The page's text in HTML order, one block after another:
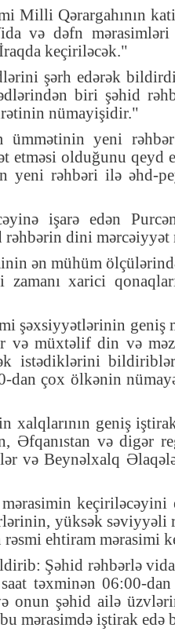
Milli Qərargahının
və dəfn mərasimləri
keçiriləcək."
şərh edərək
biri şəhid
nümayişidir."
yeni
etməsi olduğunu qeyd
rəhbəri ilə əhd-
işarə edən
dini mərcəiyyət
ən mühüm
xarici
şəxsiyyətlərinin geniş
müxtəlif din və
istədiklərini
dan çox ölkənin
geniş
Əfqanıstan və digər
və Beynəlxalq
keçiriləcəyini
yüksək səviyyəli
ehtiram mərasimi
Şəhid rəhbərlə
təxminən 06:00-
onun şəhid ailə
mərasimdə iştirak edə